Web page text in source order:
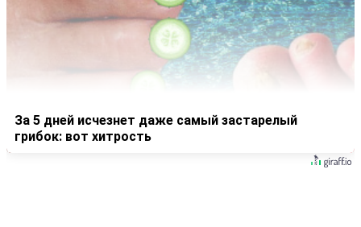
За 5 дней исчезнет даже самый застарелый
грибок: вот хитрость